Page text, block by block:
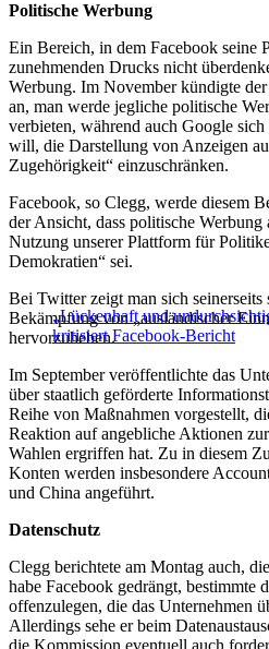
Politische Werbung
Ein Bereich, in dem Facebook seine
zunehmenden Drucks nicht
Werbung. Im November kündigte
an, man werde jegliche politische
verbieten, während auch Google
will, die Darstellung von Anzeigen
Zugehörigkeit“ einzuschränken.
Facebook, so Clegg, werde diesem
der Ansicht, dass politische
Nutzung unserer Plattform für
Demokratien“ sei.
„Lückenhaft und
kritisiert Facebook-Bericht
Bei Twitter zeigt man sich
Bekämpfung von „ausländischer
hervorzuheben.
Im September veröffentlichte das
über staatlich geförderte
Reihe von Maßnahmen vorgestellt,
Reaktion auf angebliche Aktionen
Wahlen ergriffen hat. Zu in diesem
Konten werden insbesondere
und China angeführt.
Datenschutz
Clegg berichtete am Montag auch,
habe Facebook gedrängt, bestimmte
offenzulegen, die das Unternehmen
Allerdings sehe er beim